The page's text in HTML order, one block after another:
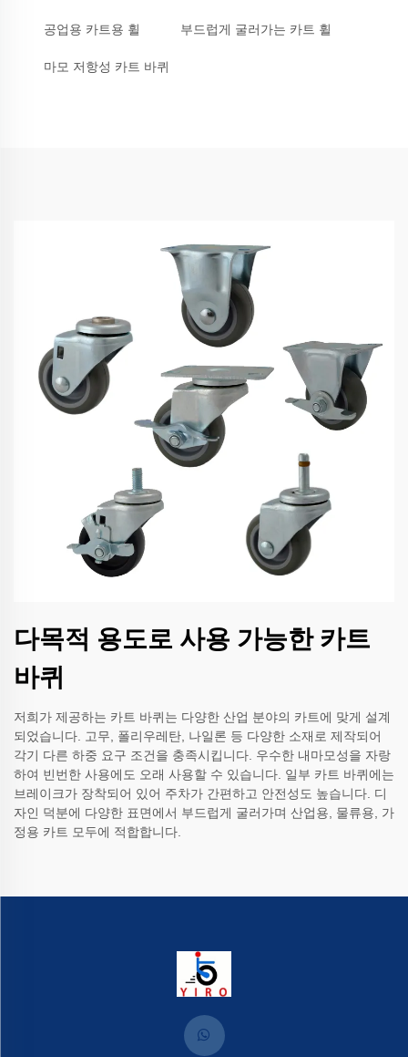
공업용 카트용 휠 부드럽게 굴러가는 카트 휠
마모 저항성 카트 바퀴
다목적 용도로 사용 가능한 카트
바퀴
저희가 제공하는 카트 바퀴는 다양한 산업 분야의 카트에 맞게 설계
되었습니다. 고무, 폴리우레탄, 나일론 등 다양한 소재로 제작되어
각기 다른 하중 요구 조건을 충족시킵니다. 우수한 내마모성을 자랑
하여 빈번한 사용에도 오래 사용할 수 있습니다. 일부 카트 바퀴에는
브레이크가 장착되어 있어 주차가 간편하고 안전성도 높습니다. 디
자인 덕분에 다양한 표면에서 부드럽게 굴러가며 산업용, 물류용, 가
정용 카트 모두에 적합합니다.